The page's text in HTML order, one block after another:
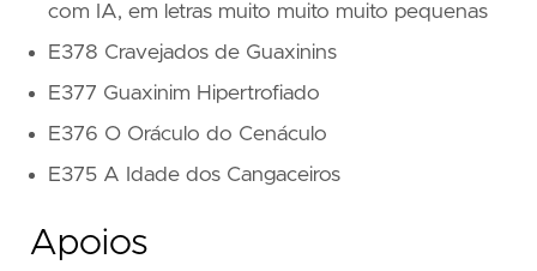
com IA, em letras muito muito muito pequenas
E378 Cravejados de Guaxinins
E377 Guaxinim Hipertrofiado
E376 O Oráculo do Cenáculo
E375 A Idade dos Cangaceiros
Apoios